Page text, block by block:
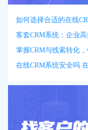
如何选择合适的在线
客套CRM系统：企业
掌握CRM与线索转化
在线CRM系统安全吗